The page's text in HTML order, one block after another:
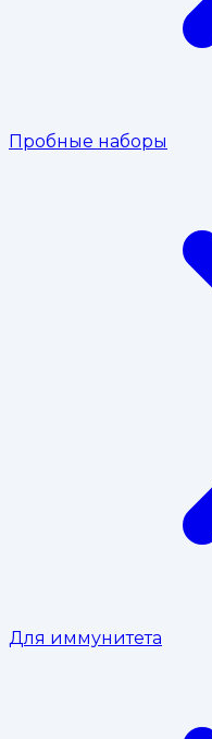
Пробные наборы
Для иммунитета